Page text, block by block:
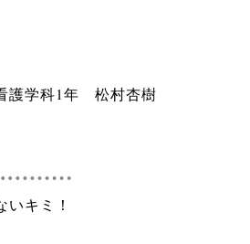
護学科1年 松村杏樹
いキミ！